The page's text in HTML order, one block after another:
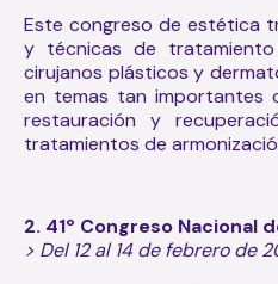
Este congreso de estética
y técnicas de
cirujanos plásticos y
en temas tan importantes
restauración y
tratamientos de
2. 41º Congreso Nacional
> Del 12 al 14 de febrero de